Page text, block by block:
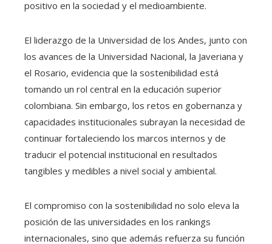
positivo en la sociedad y el medioambiente.
El liderazgo de la Universidad de los Andes, junto con
los avances de la Universidad Nacional, la Javeriana y
el Rosario, evidencia que la sostenibilidad está
tomando un rol central en la educación superior
colombiana. Sin embargo, los retos en gobernanza y
capacidades institucionales subrayan la necesidad de
continuar fortaleciendo los marcos internos y de
traducir el potencial institucional en resultados
tangibles y medibles a nivel social y ambiental.
El compromiso con la sostenibilidad no solo eleva la
posición de las universidades en los rankings
internacionales, sino que además refuerza su función